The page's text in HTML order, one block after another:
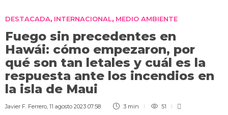
DESTACADA, INTERNACIONAL, MEDIO AMBIENTE
Fuego sin precedentes en
Hawái: cómo empezaron, por
qué son tan letales y cuál es la
respuesta ante los incendios en
la isla de Maui
Javier F. Ferrero 11 agosto 2023 07:58 3 min 51